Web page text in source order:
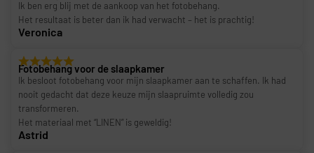
Ik ben erg blij met de aankoop van het fotobehang.
Het resultaat is beter dan ik had verwacht – het is prachtig!
Veronica
Fotobehang voor de slaapkamer
Ik besloot fotobehang voor mijn slaapkamer aan te schaffen. Ik had
nooit gedacht dat deze keuze mijn slaapruimte volledig zou
transformeren.
Het materiaal met “LINEN” is geweldig!
Astrid